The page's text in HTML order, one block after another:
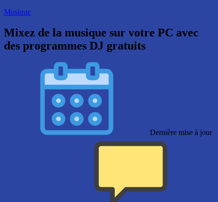
Musique
Mixez de la musique sur votre PC avec
des programmes DJ gratuits
Dernière mise à jour